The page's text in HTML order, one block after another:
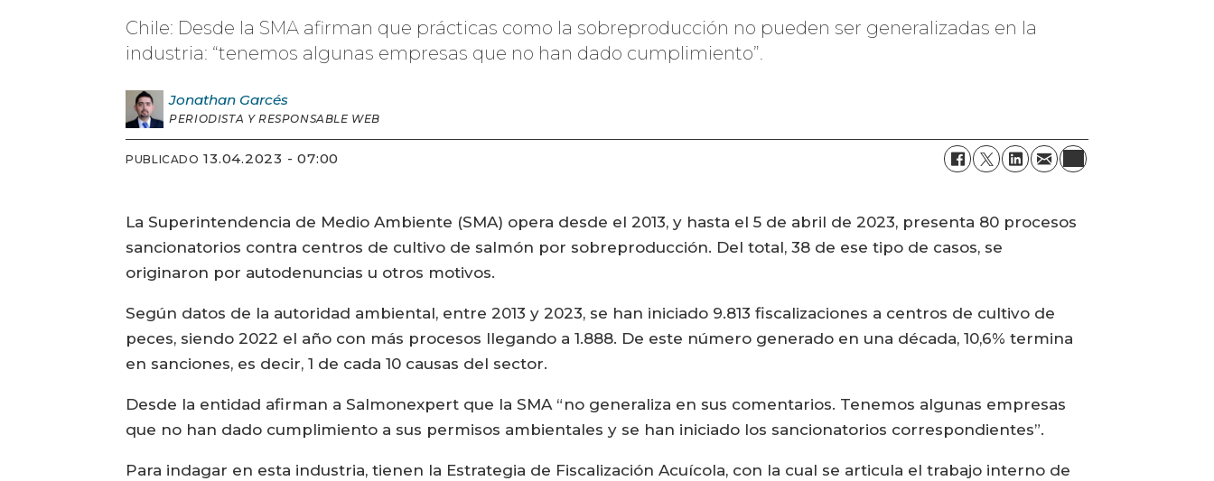
Chile: Desde la SMA afirman que prácticas como la sobreproducción no pueden ser generalizadas en la
industria: “tenemos algunas empresas que no han dado cumplimiento”.
Jonathan Garcés
PERIODISTA Y RESPONSABLE WEB
PUBLICADO 13.04.2023 - 07:00
La Superintendencia de Medio Ambiente (SMA) opera desde el 2013, y hasta el 5 de abril de 2023, presenta 80 procesos
sancionatorios contra centros de cultivo de salmón por sobreproducción. Del total, 38 de ese tipo de casos, se
originaron por autodenuncias u otros motivos.
Según datos de la autoridad ambiental, entre 2013 y 2023, se han iniciado 9.813 fiscalizaciones a centros de cultivo de
peces, siendo 2022 el año con más procesos llegando a 1.888. De este número generado en una década, 10,6% termina
en sanciones, es decir, 1 de cada 10 causas del sector.
Desde la entidad afirman a Salmonexpert que la SMA “no generaliza en sus comentarios. Tenemos algunas empresas
que no han dado cumplimiento a sus permisos ambientales y se han iniciado los sancionatorios correspondientes”.
Para indagar en esta industria, tienen la Estrategia de Fiscalización Acuícola, con la cual se articula el trabajo interno de